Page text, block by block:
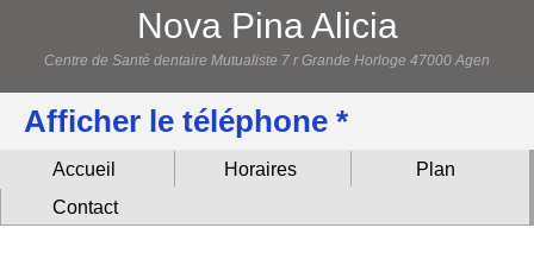
Nova Pina Alicia
Centre de Santé dentaire Mutualiste 7 r Grande Horloge 47000 Agen
Afficher le téléphone *
Accueil Horaires
Plan
Contact